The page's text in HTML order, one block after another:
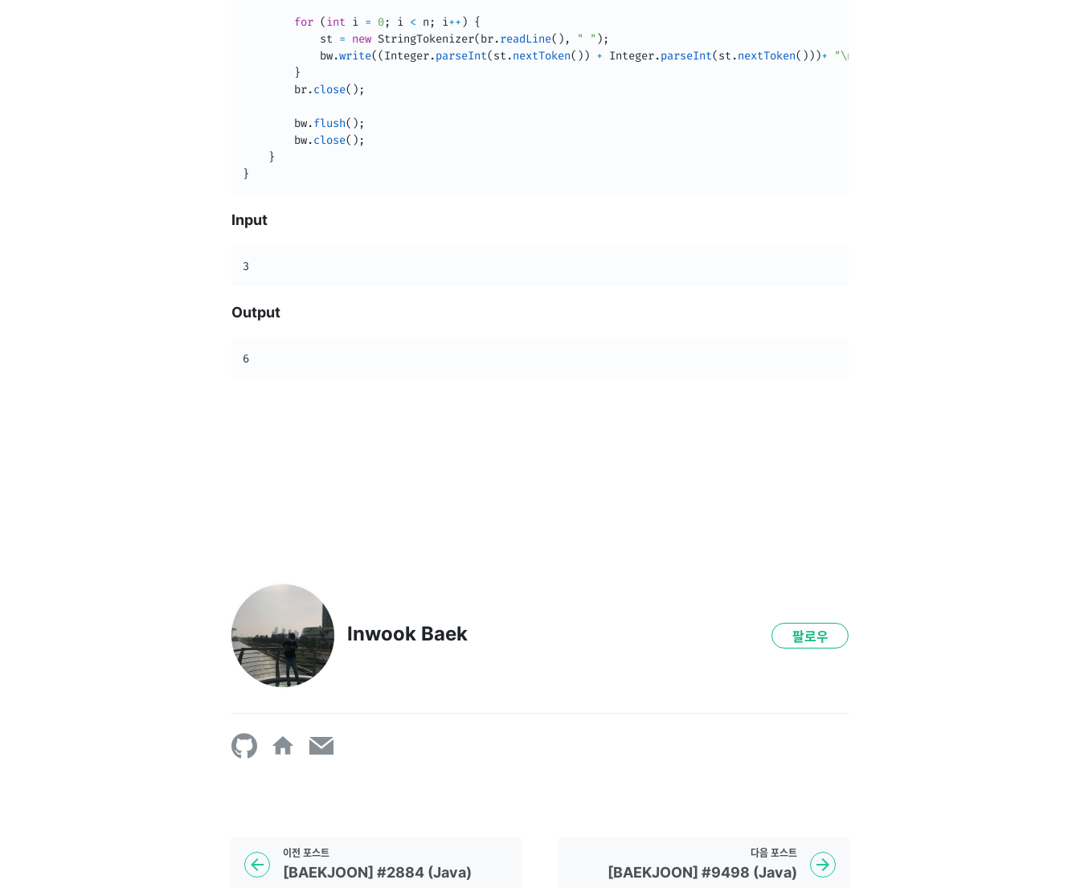
for (int i = 0; i < n ; i++ ) {
            st
= new StringTokenizer(br.readLine( ) , " " ) ;
            bw
.write((Integer.parseInt(st .nextToken( ) ) + Integer.parseInt(st .nextToken( ) ) )+ "\n"
}
        br
.close( ) ;
        bw
.flush( ) ;
        bw
.close( ) ;
}
}
Input
3
Output
6
Inwook Baek 팔로우
이전 포스트
[BAEKJOON] #2884 (Java)
다음 포스트
[BAEKJOON] #9498 (Java)